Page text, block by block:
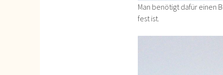
Man benötigt dafür einen
fest ist.